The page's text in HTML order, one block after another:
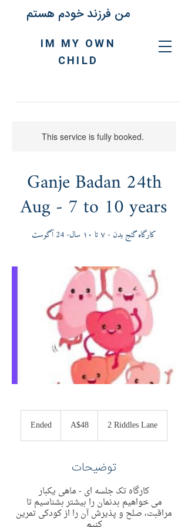
IM MY OWN
CHILD
من فرزند خودم هستم
This service is fully booked.
Ganje Badan 24th
Aug - 7 to 10 years
کارگاه گنج بدن - ٧ تا ١٠ سال- 24 آگوست
Ended
n
Australian
dollarsA$48 2 Riddles Lane
توضیحات
کارگاه تک جلسه ای - ماهی یکبار
می خواهیم بدنمان را بیشتر بشناسیم تا
مراقبت، صلح و پذیرش آن را از کودکی تمرین